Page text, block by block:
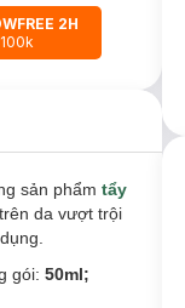
2H
sản phẩm tẩy
da vượt trội
gói: 50ml;